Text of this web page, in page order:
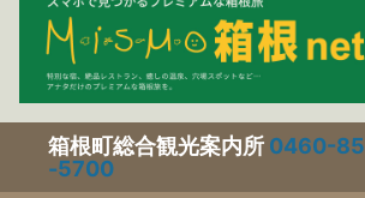
箱根町総合観光案内所 0460-85
-5700